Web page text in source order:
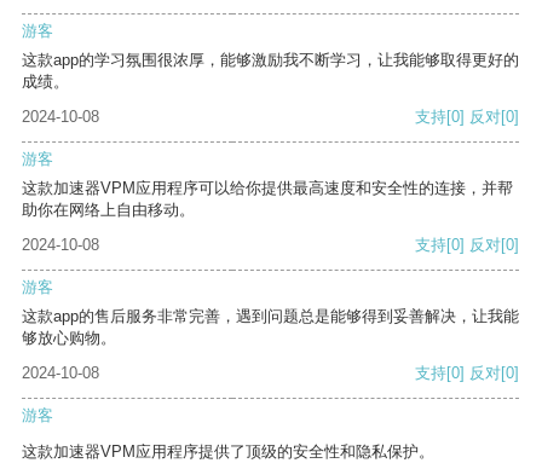
游客
这款app的学习氛围很浓厚，能够激励我不断学习，让我能够取得更好的
成绩。
2024-10-08
支持[0] 反对[0]
游客
这款加速器VPM应用程序可以给你提供最高速度和安全性的连接，并帮
助你在网络上自由移动。
2024-10-08
支持[0] 反对[0]
游客
这款app的售后服务非常完善，遇到问题总是能够得到妥善解决，让我能
够放心购物。
2024-10-08
支持[0] 反对[0]
游客
这款加速器VPM应用程序提供了顶级的安全性和隐私保护。